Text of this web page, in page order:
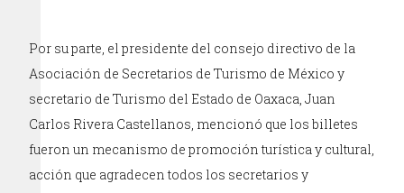
Por su parte, el presidente del consejo directivo de la
Asociación de Secretarios de Turismo de México y
secretario de Turismo del Estado de Oaxaca, Juan
Carlos Rivera Castellanos, mencionó que los billetes
fueron un mecanismo de promoción turística y cultural,
acción que agradecen todos los secretarios y